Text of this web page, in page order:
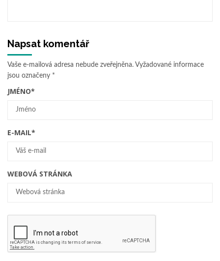
Napsat komentář
Vaše e-mailová adresa nebude zveřejněna. Vyžadované informace
jsou označeny *
JMÉNO*
E-MAIL*
WEBOVÁ STRÁNKA